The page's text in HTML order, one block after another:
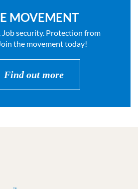
MOVEMENT
Job security. Protection from
the movement today!
Find out more